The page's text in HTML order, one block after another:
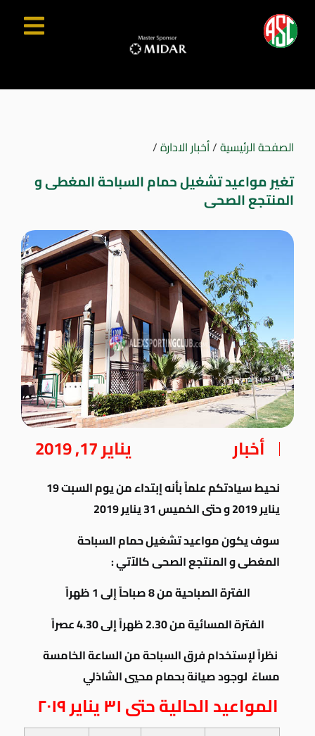
الصفحة الرئيسية/أخبار الادارة/
تغير مواعيد تشغيل حمام السباحة المغطى و
المنتجع الصحى
أخبار يناير 17, 2019
نحيط سيادتكم علماً بأنه إبتداء من يوم السبت 19
يناير 2019 و حتى الخميس 31 يناير 2019
سوف يكون مواعيد تشغيل حمام السباحة
المغطى و المنتجع الصحى كالآتي :
الفترة الصباحية من 8 صباحاً إلى 1 ظهراً
الفترة المسائية من 2.30 ظهراً إلى 4.30 عصراً
نظراً لإستخدام فرق السباحة من الساعة الخامسة
مساءً لوجود صيانة بحمام محيي الشاذلي
المواعيد الحالية حتى ٣١ يناير ٢٠١٩